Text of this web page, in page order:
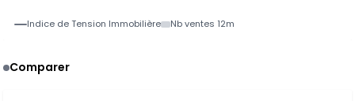
Indice de Tension Immobilière Nb ventes 12m
Comparer